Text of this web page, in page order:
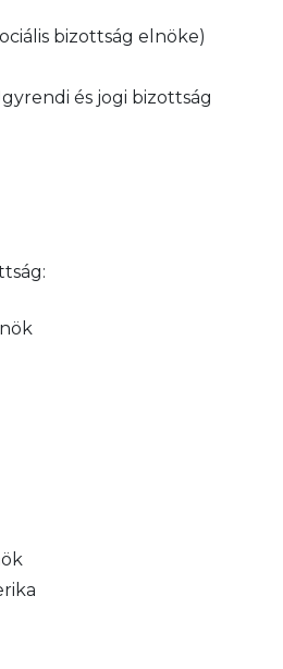
bizottság elnöke)
és jogi bizottság